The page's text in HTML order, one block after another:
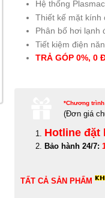
Hệ thống
Thiết kế mặt kính
Phân bố hơi lạnh
Tiết kiệm điện
TRẢ GÓP 0%, 0
*Chương
(Đơn giá c
Hotline đặt
Bảo hành 24/7:
TẤT CẢ SẢN PHẨM